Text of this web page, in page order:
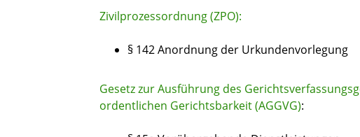
Zivilprozessordnung (ZPO):
§ 142 Anordnung der Urkundenvorlegung
Gesetz zur Ausführung des
ordentlichen Gerichtsbarkeit (AGGVG):